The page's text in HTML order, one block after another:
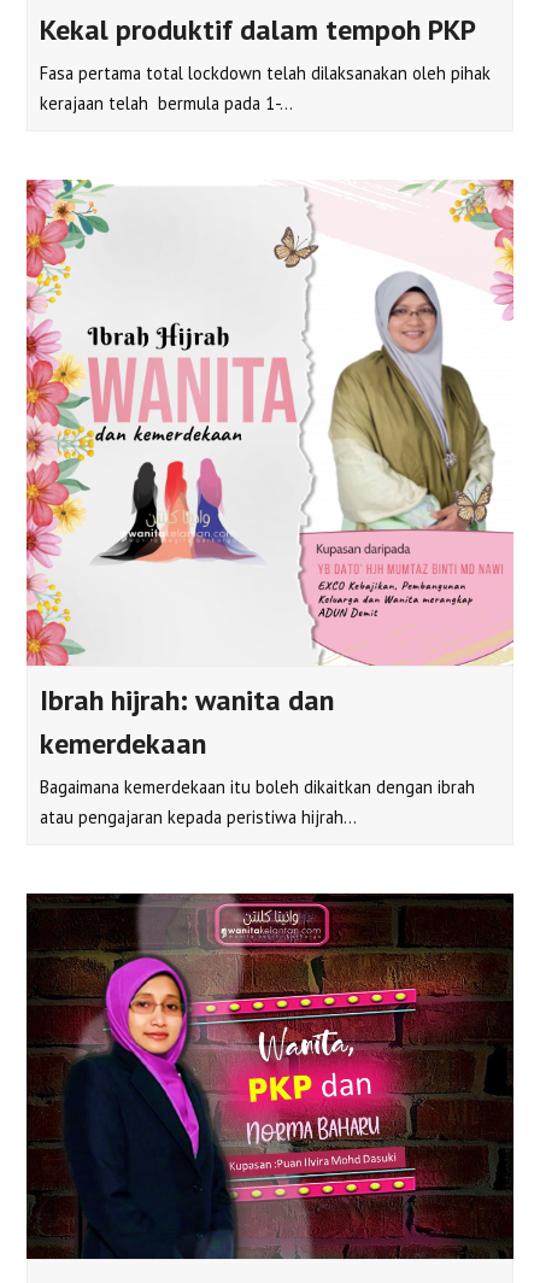
Kekal produktif dalam tempoh PKP
Fasa pertama total lockdown telah dilaksanakan oleh pihak
kerajaan telah bermula pada 1-…
Ibrah hijrah: wanita dan
kemerdekaan
Bagaimana kemerdekaan itu boleh dikaitkan dengan ibrah
atau pengajaran kepada peristiwa hijrah…